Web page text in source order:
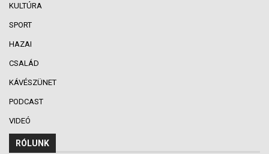
KULTÚRA
SPORT
HAZAI
CSALÁD
KÁVÉSZÜNET
PODCAST
VIDEÓ
RÓLUNK